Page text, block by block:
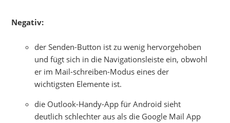
Negativ:
der Senden-Button ist zu wenig hervorgehoben
und fügt sich in die Navigationsleiste ein, obwohl
er im Mail-schreiben-Modus eines der
wichtigsten Elemente ist.
die Outlook-Handy-App für Android sieht
deutlich schlechter aus als die Google Mail App